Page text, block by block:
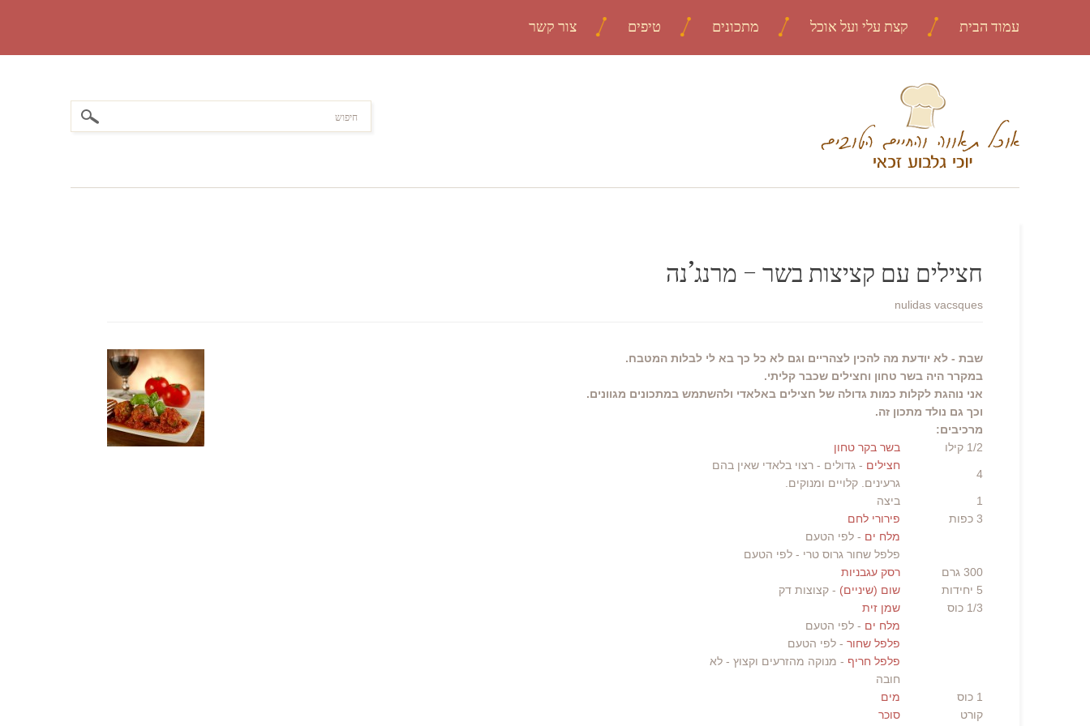
עמוד הבית קצת עלי ועל אוכל מתכונים טיפים צור קשר
חצילים עם קציצות בשר – מרנג’נה
nulidas vacsques
שבת - לא יודעת מה להכין לצהריים וגם לא כל כך בא לי לבלות המטבח.
במקרר היה בשר טחון וחצילים שכבר קליתי.
אני נוהגת לקלות כמות גדולה של חצילים באלאדי ולהשתמש במתכונים מגוונים.
וכך גם נולד מתכון זה.
מרכיבים:
1/2 קילו בשר בקר טחון
4
חצילים - גדולים - רצוי בלאדי שאין בהם
גרעינים. קלויים ומנוקים.
1
ביצה
3 כפות
פירורי לחם
מלח ים - לפי הטעם
פלפל שחור גרוס טרי - לפי הטעם
300 גרם
רסק עגבניות
5 יחידות שום (שיניים) - קצוצות דק
1/3 כוס
שמן זית
מלח ים - לפי הטעם
פלפל שחור - לפי הטעם
פלפל חריף - מנוקה מהזרעים וקצוץ - לא
חובה
1 כוס
מים
קורט
סוכר